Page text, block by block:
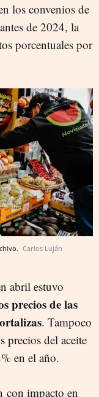
los convenios de
de 2024, la
porcentuales por
Carlos Luján
abril estuvo
precios de las
. Tampoco
precios del aceite
en el año.
con impacto en